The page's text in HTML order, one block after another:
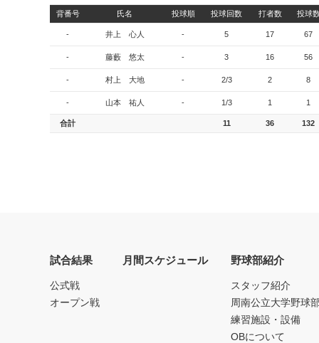
背番号 氏名 投球順 投球回数 打者数 投球
- 井上 心人 - 5 17 67
- 藤藪 悠太 - 3 16 56
- 村上 大地 - 2/3 2 8
- 山本 祐人 - 1/3 1 1
合計 11 36 132
試合結果
公式戦
オープン戦
月間スケジュール 野球部紹介
スタッフ紹介
周南公立大学野球
練習施設・設備
OBについて